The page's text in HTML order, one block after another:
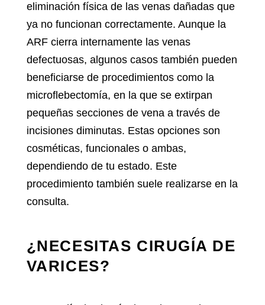
eliminación física de las venas dañadas que
ya no funcionan correctamente. Aunque la
ARF cierra internamente las venas
defectuosas, algunos casos también pueden
beneficiarse de procedimientos como la
microflebectomía, en la que se extirpan
pequeñas secciones de vena a través de
incisiones diminutas. Estas opciones son
cosméticas, funcionales o ambas,
dependiendo de tu estado. Este
procedimiento también suele realizarse en la
consulta.
¿NECESITAS CIRUGÍA DE
VARICES?